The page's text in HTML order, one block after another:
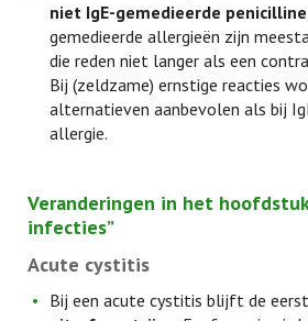
niet IgE-gemedieerde
gemedieerde allergieën zijn
die reden niet langer als een
Bij (zeldzame) ernstige reacties
alternatieven aanbevolen als bij
allergie.
Veranderingen in het
infecties”
Acute cystitis
Bij een acute cystitis blijft de